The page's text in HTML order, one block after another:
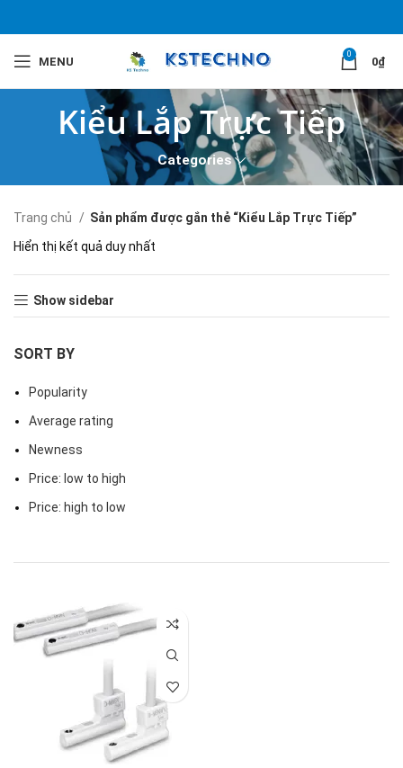
MENU
0
0₫
Kiểu Lắp Trực Tiếp
Categories
Trang chủ
Sản phẩm được gắn thẻ “Kiểu Lắp Trực Tiếp”
Hiển thị kết quả duy nhất
Show sidebar
SORT BY
Popularity
Average rating
Newness
Price: low to high
Price: high to low